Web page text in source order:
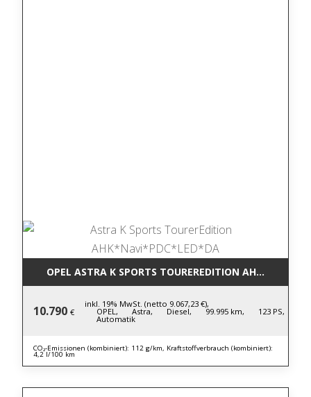
OPEL ASTRA K SPORTS TOUREREDITION
10.790 €
inkl. 19% MwSt. (netto 9.067,23 €),
OPEL, Astra, Diesel, 99.995 km, 123 PS,
Automatik
CO₂-Emissionen (kombiniert): 112 g/km, Kraftstoffverbrauch (kombiniert):
4,2 l/100 km